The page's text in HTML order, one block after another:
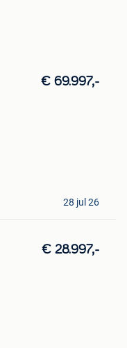
€ 69.997,-
28 jul 26
€ 28.997,-